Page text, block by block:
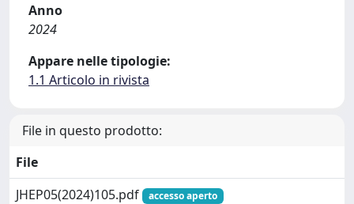
Anno
2024
Appare nelle tipologie:
1.1 Articolo in rivista
File in questo prodotto:
File
JHEP05(2024)105.pdf
accesso aperto